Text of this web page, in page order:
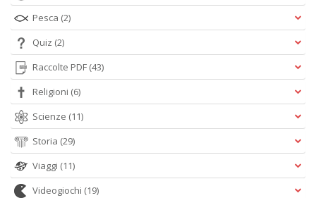
Pesca (2)
Quiz (2)
Raccolte PDF (43)
Religioni (6)
Scienze (11)
Storia (29)
Viaggi (11)
Videogiochi (19)